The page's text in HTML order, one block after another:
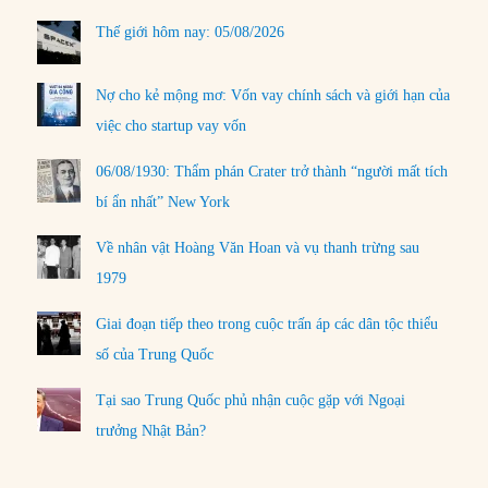
Thế giới hôm nay: 05/08/2026
Nợ cho kẻ mộng mơ: Vốn vay chính sách và giới hạn của
việc cho startup vay vốn
06/08/1930: Thẩm phán Crater trở thành “người mất tích
bí ẩn nhất” New York
Về nhân vật Hoàng Văn Hoan và vụ thanh trừng sau
1979
Giai đoạn tiếp theo trong cuộc trấn áp các dân tộc thiểu
số của Trung Quốc
Tại sao Trung Quốc phủ nhận cuộc gặp với Ngoại
trưởng Nhật Bản?